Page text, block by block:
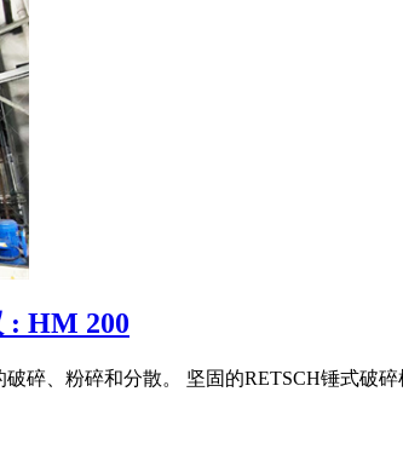
: HM 200
碎、粉碎和分散。 坚固的RETSCH锤式破